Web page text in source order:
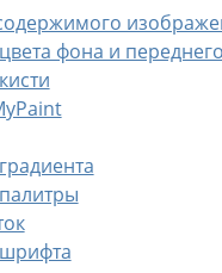
фона и